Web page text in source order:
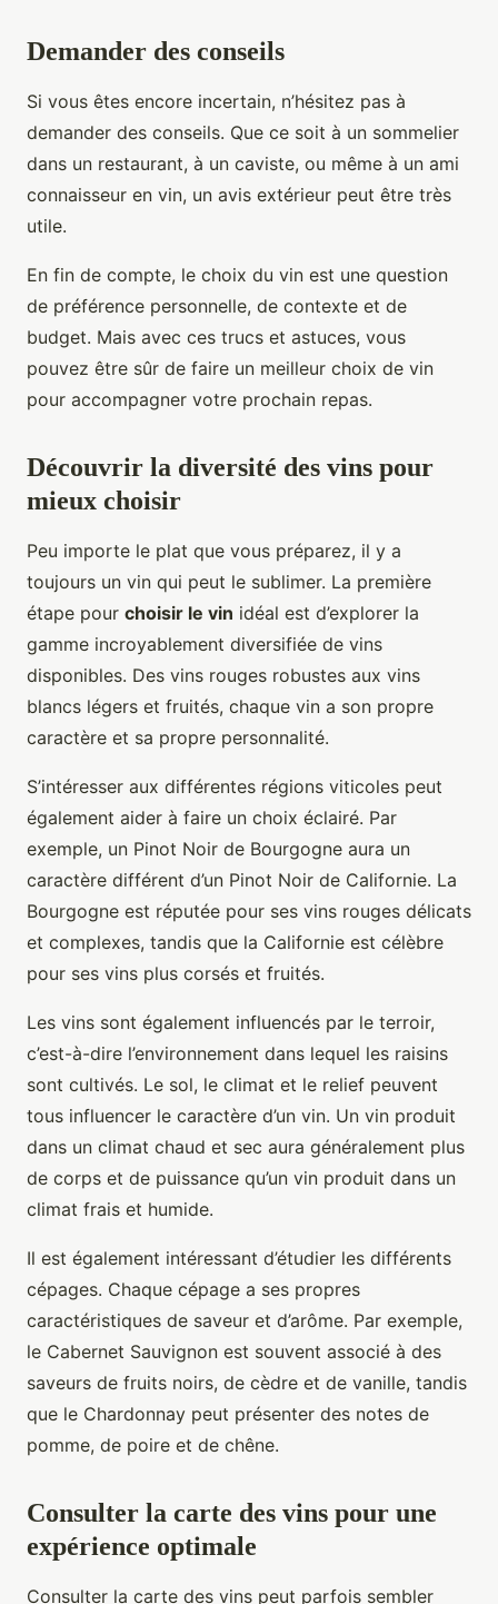
Demander des conseils
Si vous êtes encore incertain, n’hésitez pas à
demander des conseils. Que ce soit à un sommelier
dans un restaurant, à un caviste, ou même à un ami
connaisseur en vin, un avis extérieur peut être très
utile.
En fin de compte, le choix du vin est une question
de préférence personnelle, de contexte et de
budget. Mais avec ces trucs et astuces, vous
pouvez être sûr de faire un meilleur choix de vin
pour accompagner votre prochain repas.
Découvrir la diversité des vins pour
mieux choisir
Peu importe le plat que vous préparez, il y a
toujours un vin qui peut le sublimer. La première
étape pour choisir le vin idéal est d’explorer la
gamme incroyablement diversifiée de vins
disponibles. Des vins rouges robustes aux vins
blancs légers et fruités, chaque vin a son propre
caractère et sa propre personnalité.
S’intéresser aux différentes régions viticoles peut
également aider à faire un choix éclairé. Par
exemple, un Pinot Noir de Bourgogne aura un
caractère différent d’un Pinot Noir de Californie. La
Bourgogne est réputée pour ses vins rouges délicats
et complexes, tandis que la Californie est célèbre
pour ses vins plus corsés et fruités.
Les vins sont également influencés par le terroir,
c’est-à-dire l’environnement dans lequel les raisins
sont cultivés. Le sol, le climat et le relief peuvent
tous influencer le caractère d’un vin. Un vin produit
dans un climat chaud et sec aura généralement plus
de corps et de puissance qu’un vin produit dans un
climat frais et humide.
Il est également intéressant d’étudier les différents
cépages. Chaque cépage a ses propres
caractéristiques de saveur et d’arôme. Par exemple,
le Cabernet Sauvignon est souvent associé à des
saveurs de fruits noirs, de cèdre et de vanille, tandis
que le Chardonnay peut présenter des notes de
pomme, de poire et de chêne.
Consulter la carte des vins pour une
expérience optimale
Consulter la carte des vins peut parfois sembler